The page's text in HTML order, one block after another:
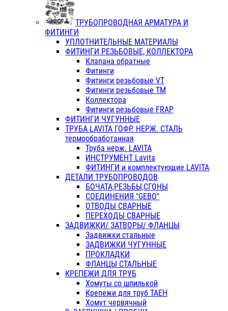
ТРУБОПРОВОДНАЯ АРМАТУРА И
ФИТИНГИ
УПЛОТНИТЕЛЬНЫЕ МАТЕРИАЛЫ
ФИТИНГИ РЕЗЬБОВЫЕ, КОЛЛЕКТОРА
Клапана обратные
Фитинги
Фитинги резьбовые VT
Фитинги резьбовые ТМ
Коллектора
Фитинги резьбовые FRAP
ФИТИНГИ ЧУГУННЫЕ
ТРУБА LAVITA ГОФР. НЕРЖ. СТАЛЬ
термообработанная
Труба нерж. LAVITA
ИНСТРУМЕНТ Lavita
ФИТИНГИ и комплектующие LAVITA
ДЕТАЛИ ТРУБОПРОВОДОВ
БОЧАТА,РЕЗЬБЫ,СГОНЫ
СОЕДИНЕНИЯ "GEBO"
ОТВОДЫ СВАРНЫЕ
ПЕРЕХОДЫ СВАРНЫЕ
ЗАДВИЖКИ/ ЗАТВОРЫ/ ФЛАНЦЫ
Задвижки стальные
ЗАДВИЖКИ ЧУГУННЫЕ
ПРОКЛАДКИ
ФЛАНЦЫ СТАЛЬНЫЕ
КРЕПЕЖИ ДЛЯ ТРУБ
Хомуты со шпилькой
Крепежи для труб ТАЕН
Хомут червячный